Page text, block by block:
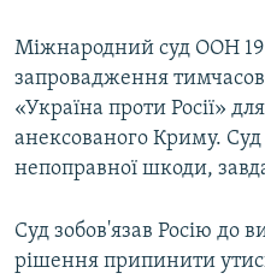
Міжнародний суд ООН 19
запровадження
«Україна проти Росії»
анексованого Криму.
непоправної шкоди,
Суд зобов'язав Росію до
рішення припинити